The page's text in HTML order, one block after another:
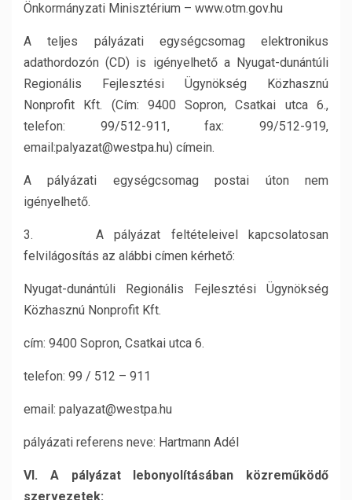
Önkormányzati Minisztérium – www.otm.gov.hu
A teljes pályázati egységcsomag elektronikus
adathordozón (CD) is igényelhető a Nyugat-dunántúli
Regionális Fejlesztési Ügynökség Közhasznú
Nonprofit Kft. (Cím: 9400 Sopron, Csatkai utca 6.,
telefon: 99/512-911, fax: 99/512-919,
email:palyazat@westpa.hu) címein.
A pályázati egységcsomag postai úton nem
igényelhető.
3. A pályázat feltételeivel kapcsolatosan
felvilágosítás az alábbi címen kérhető:
Nyugat-dunántúli Regionális Fejlesztési Ügynökség
Közhasznú Nonprofit Kft.
cím: 9400 Sopron, Csatkai utca 6.
telefon: 99 / 512 – 911
email: palyazat@westpa.hu
pályázati referens neve: Hartmann Adél
VI. A pályázat lebonyolításában közreműködő
szervezetek: